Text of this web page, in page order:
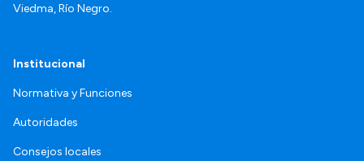
Viedma, Río Negro.
Institucional
Normativa y Funciones
Autoridades
Consejos locales